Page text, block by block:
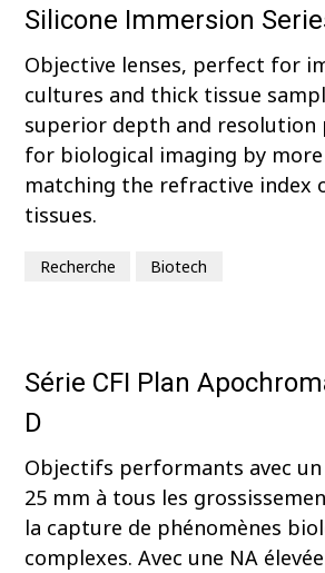
Silicone Immersion
Objective lenses, perfect for
cultures and thick tissue
superior depth and resolution
for biological imaging by
matching the refractive index
tissues.
Recherche Biotech
Série CFI Plan
D
Objectifs performants avec un
25 mm à tous les
la capture de phénomènes
complexes. Avec une NA